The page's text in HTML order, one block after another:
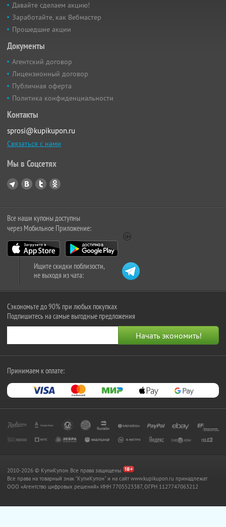
Давайте сделаем акцию!
Заработайте, как Вебмастер
Прошедшие акции
Документы
Агентский договор
Лицензионный договор
Публичная оферта
Политика конфиденциальности
Контакты
sprosi@kupikupon.ru
Связаться с нами
Мы в Соцсетях
Все наши купоны доступны
через Мобильное Приложение:
Ищите скидки поблизости,
не выходя из чата:
Сэкономьте до 90% при любых покупках
Подпишитесь на самые выгодные предложения
Принимаем к оплате:
2010-2026 © КупиКупон. Все права защищены.
Все права на товарный знак "КупиКупон" и на сайт www.kupikupon.ru принадлежат
OOO «Агентство цифровых решений» ИНН 7705523387, ОГРН 1127747063212